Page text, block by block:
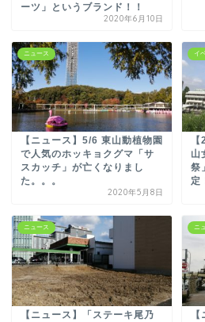
ーツ」というブランド！！
2020年6月10日
ニュース
【ニュース】5/6 東山動植物園
で人気のホッキョクグマ「サ
スカッチ」が亡くなりまし
た。。。
2020年5月8日
イ
山
祭
定
ニュース
【ニュース】「ステーキ尾乃
ニ